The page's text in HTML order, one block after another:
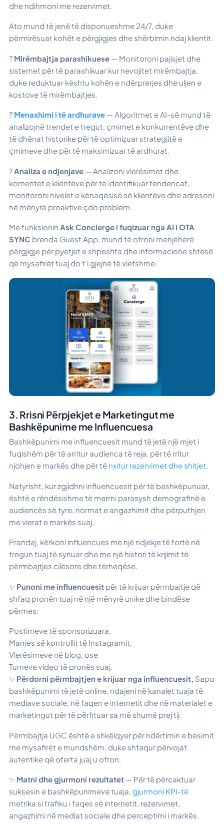
dhe ndihmoni me rezervimet.
Ato mund të jenë të disponueshme 24/7, duke
përmirësuar kohët e përgjigjes dhe shërbimin ndaj klientit.
? Mirëmbajtja parashikuese — Monitoroni pajisjet dhe
sistemet për të parashikuar kur nevojitet mirëmbajtja,
duke reduktuar kështu kohën e ndërprerjes dhe uljen e
kostove të mirëmbajtjes.
? Menaxhimi i të ardhurave — Algoritmet e AI-së mund të
analizojnë trendet e tregut, çmimet e konkurrentëve dhe
të dhënat historike për të optimizuar strategjitë e
çmimeve dhe për të maksimizuar të ardhurat.
?Analiza e ndjenjave — Analizoni vlerësimet dhe
komentet e klientëve për të identifikuar tendencat,
monitoroni nivelet e kënaqësisë së klientëve dhe adresoni
në mënyrë proaktive çdo problem.
Me funksionin Ask Concierge i fuqizuar nga AI i OTA
SYNC brenda Guest App, mund të ofroni menjëherë
përgjigje për pyetjet e shpeshta dhe informacione shtesë
që mysafirët tuaj do t'i gjejnë të vlefshme.
3. Rrisni Përpjekjet e Marketingut me
Bashkëpunime me Influencuesa
Bashkëpunimi me influencuesit mund të jetë një mjet i
fuqishëm për të arritur audienca të reja, për të rritur
njohjen e markës dhe për të nxitur rezervimet dhe shitjet.
Natyrisht, kur zgjidhni influencuesit për të bashkëpunuar,
është e rëndësishme të merrni parasysh demografinë e
audiencës së tyre, normat e angazhimit dhe përputhjen
me vlerat e markës suaj.
Prandaj, kërkoni influencues me një ndjekje të fortë në
tregun tuaj të synuar dhe me një histori të krijimit të
përmbajtjes cilësore dhe tërheqëse.
✨ Punoni me influencuesit për të krijuar përmbajtje që
shfaq pronën tuaj në një mënyrë unike dhe bindëse
përmes:
Postimeve të sponsorizuara,
Marrjes së kontrollit të Instagramit,
Vlerësimeve në blog, ose
Turneve video të pronës suaj.
✨ Përdorni përmbajtjen e krijuar nga influencuesit, Sapo
bashkëpunimi të jetë online, ndajeni në kanalet tuaja të
mediave sociale, në faqen e internetit dhe në materialet e
marketingut për të përfituar sa më shumë prej tij.
Përmbajtja UGC është e shkëlqyer për ndërtimin e besimit
me mysafirët e mundshëm, duke shfaqur përvojat
autentike që oferta juaj u ofron.
✨ Matni dhe gjurmoni rezultatet — Për të përcaktuar
suksesin e bashkëpunimeve tuaja, gjurmoni KPI-të
metrika si trafiku i faqes së internetit, rezervimet,
angazhimi në mediat sociale dhe perceptimi i markës.